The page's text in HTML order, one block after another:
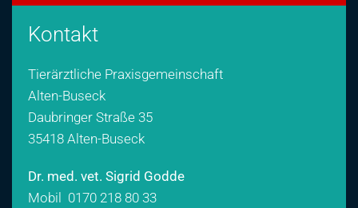
Kontakt
Tierärztliche Praxisgemeinschaft
Alten-Buseck
Daubringer Straße 35
35418 Alten-Buseck
Dr. med. vet. Sigrid Godde
Mobil 0170 218 80 33